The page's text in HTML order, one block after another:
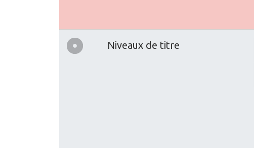
Niveaux de titre